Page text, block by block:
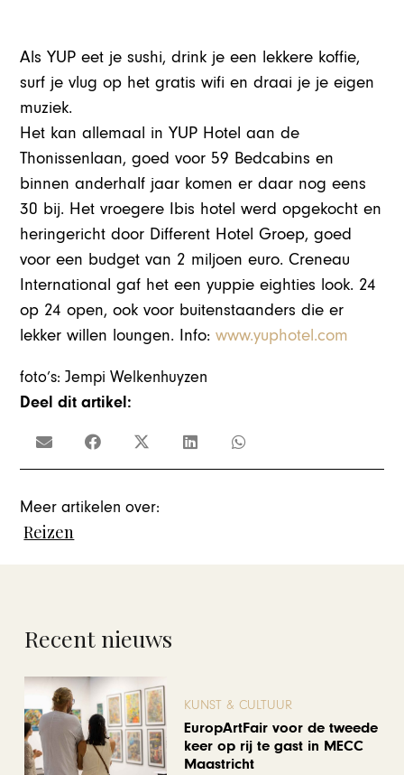
Als YUP eet je sushi, drink je een lekkere koffie,
surf je vlug op het gratis wifi en draai je je eigen
muziek.
Het kan allemaal in YUP Hotel aan de
Thonissenlaan, goed voor 59 Bedcabins en
binnen anderhalf jaar komen er daar nog eens
30 bij. Het vroegere Ibis hotel werd opgekocht en
heringericht door Different Hotel Groep, goed
voor een budget van 2 miljoen euro. Creneau
International gaf het een yuppie eighties look. 24
op 24 open, ook voor buitenstaanders die er
lekker willen loungen. Info:www.yuphotel.com
foto’s: Jempi Welkenhuyzen
Deel dit artikel:
Meer artikelen over:
Reizen
Recent nieuws
KUNST & CULTUUR
EuropArtFair voor de tweede
keer op rij te gast in MECC
Maastricht